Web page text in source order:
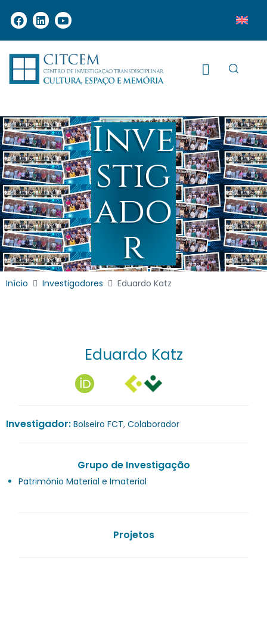
Inve
stig
ado
r
Início Investigadores Eduardo Katz
Eduardo Katz
Investigador: Bolseiro FCT, Colaborador
Grupo de Investigação
Património Material e Imaterial
Projetos